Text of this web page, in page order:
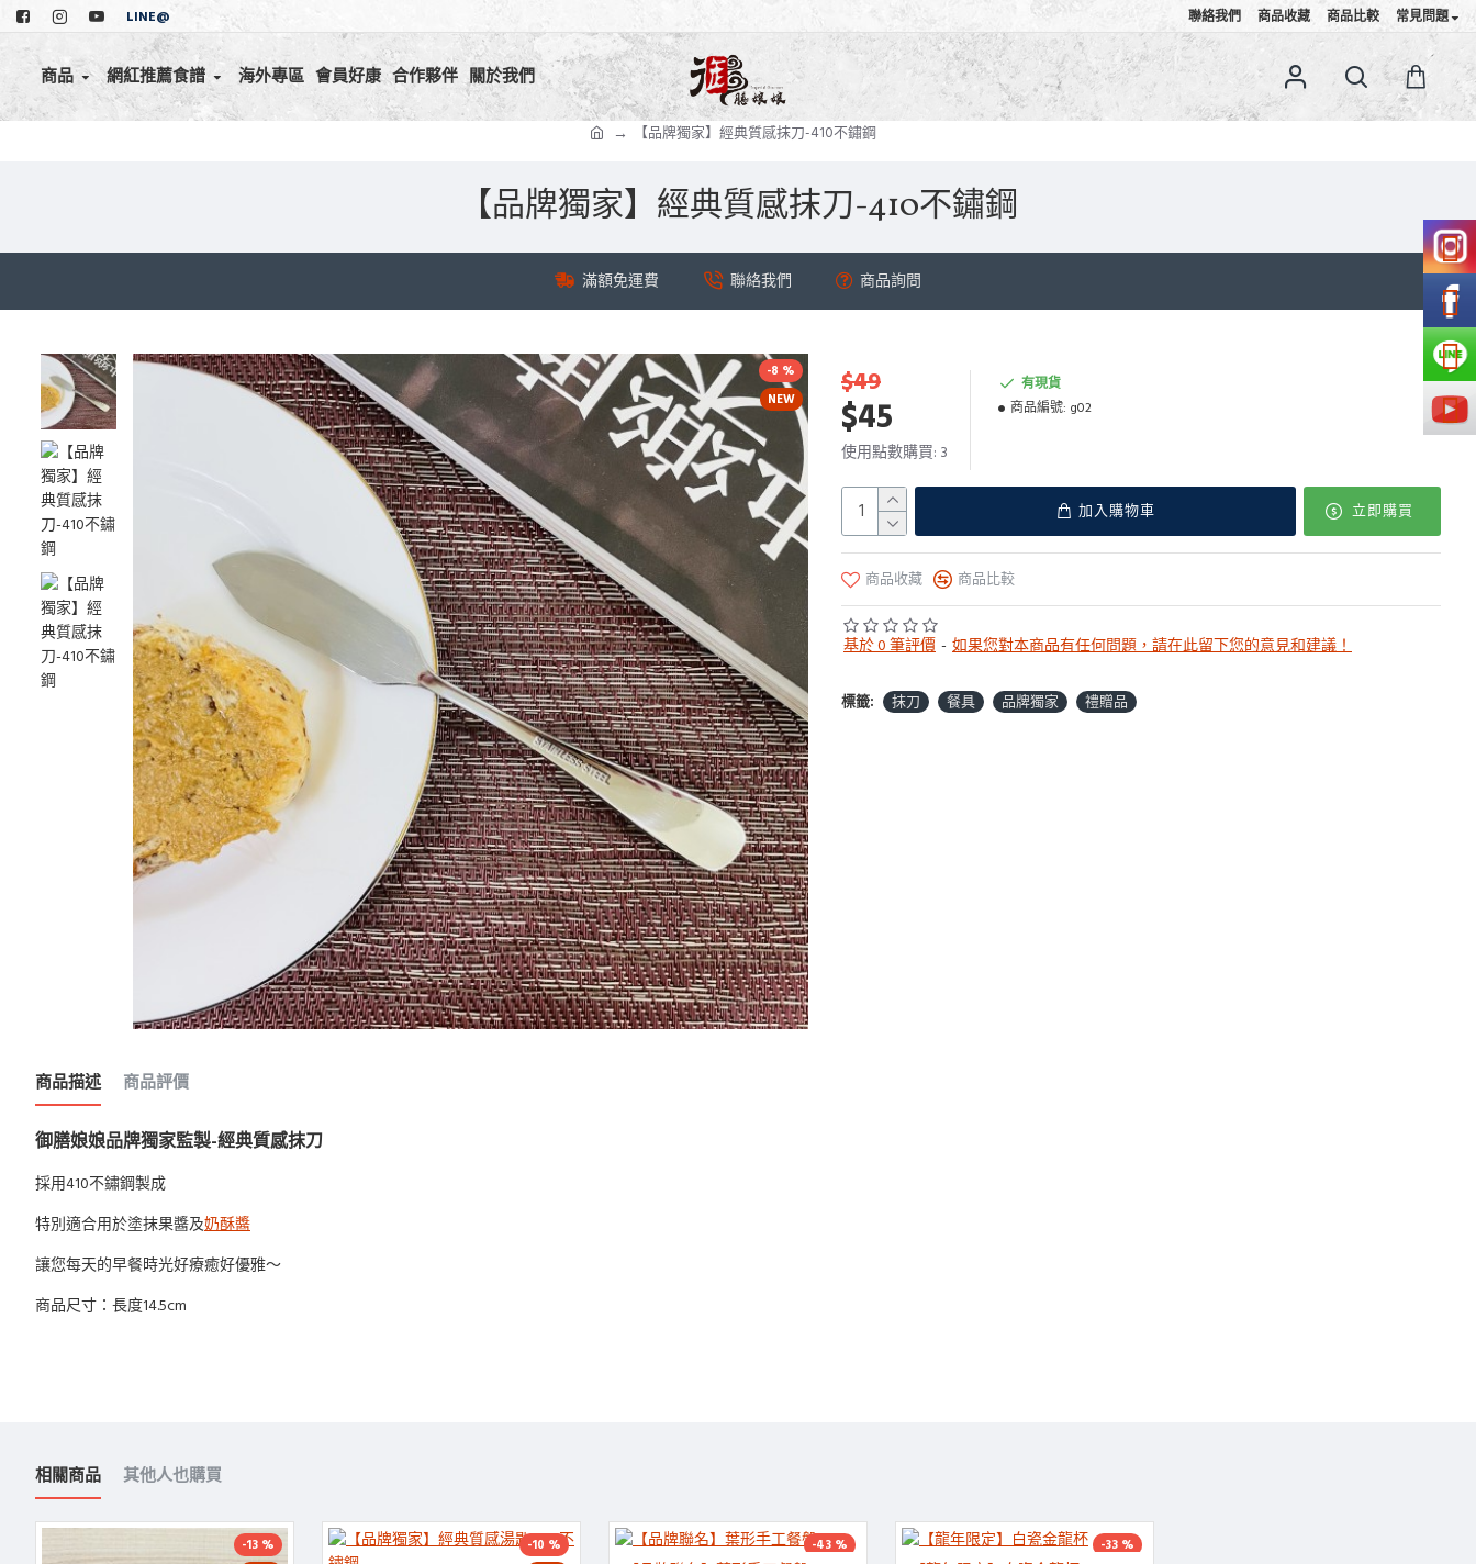
LINE@ 聯絡我們 商品收藏 商品比較 常見問題
商品 網紅推薦食譜 海外專區 會員好康 合作夥伴 關於我們
【品牌獨家】經典質感抹刀-410不鏽鋼
【品牌獨家】經典質感抹刀-410不鏽鋼
滿額免運費 聯絡我們 商品詢問
NEW
-8 %
基於 0 筆評價 - 如果您對本商品有任何問題，請在此留下您的意見和建議！
$45
$49
使用點數購買: 3
有現貨
商品編號: g02
加入購物車 立即購買
商品收藏 商品比較
標籤: 抹刀 餐具 品牌獨家 禮贈品
商品描述 商品評價
御膳娘娘品牌獨家監製-經典質感抹刀
採用410不鏽鋼製成
特別適合用於塗抹果醬及奶酥醬
讓您每天的早餐時光好療癒好優雅～
商品尺寸：長度14.5cm
相關商品 其他人也購買
-13 % -10 % -43 % -33 %